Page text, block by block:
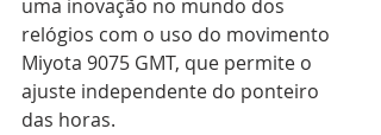
uma inovação no mundo dos
relógios com o uso do movimento
Miyota 9075 GMT, que permite o
ajuste independente do ponteiro
das horas.